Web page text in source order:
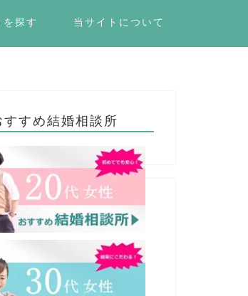
探す 当サイトについて
すすめ結婚相談所